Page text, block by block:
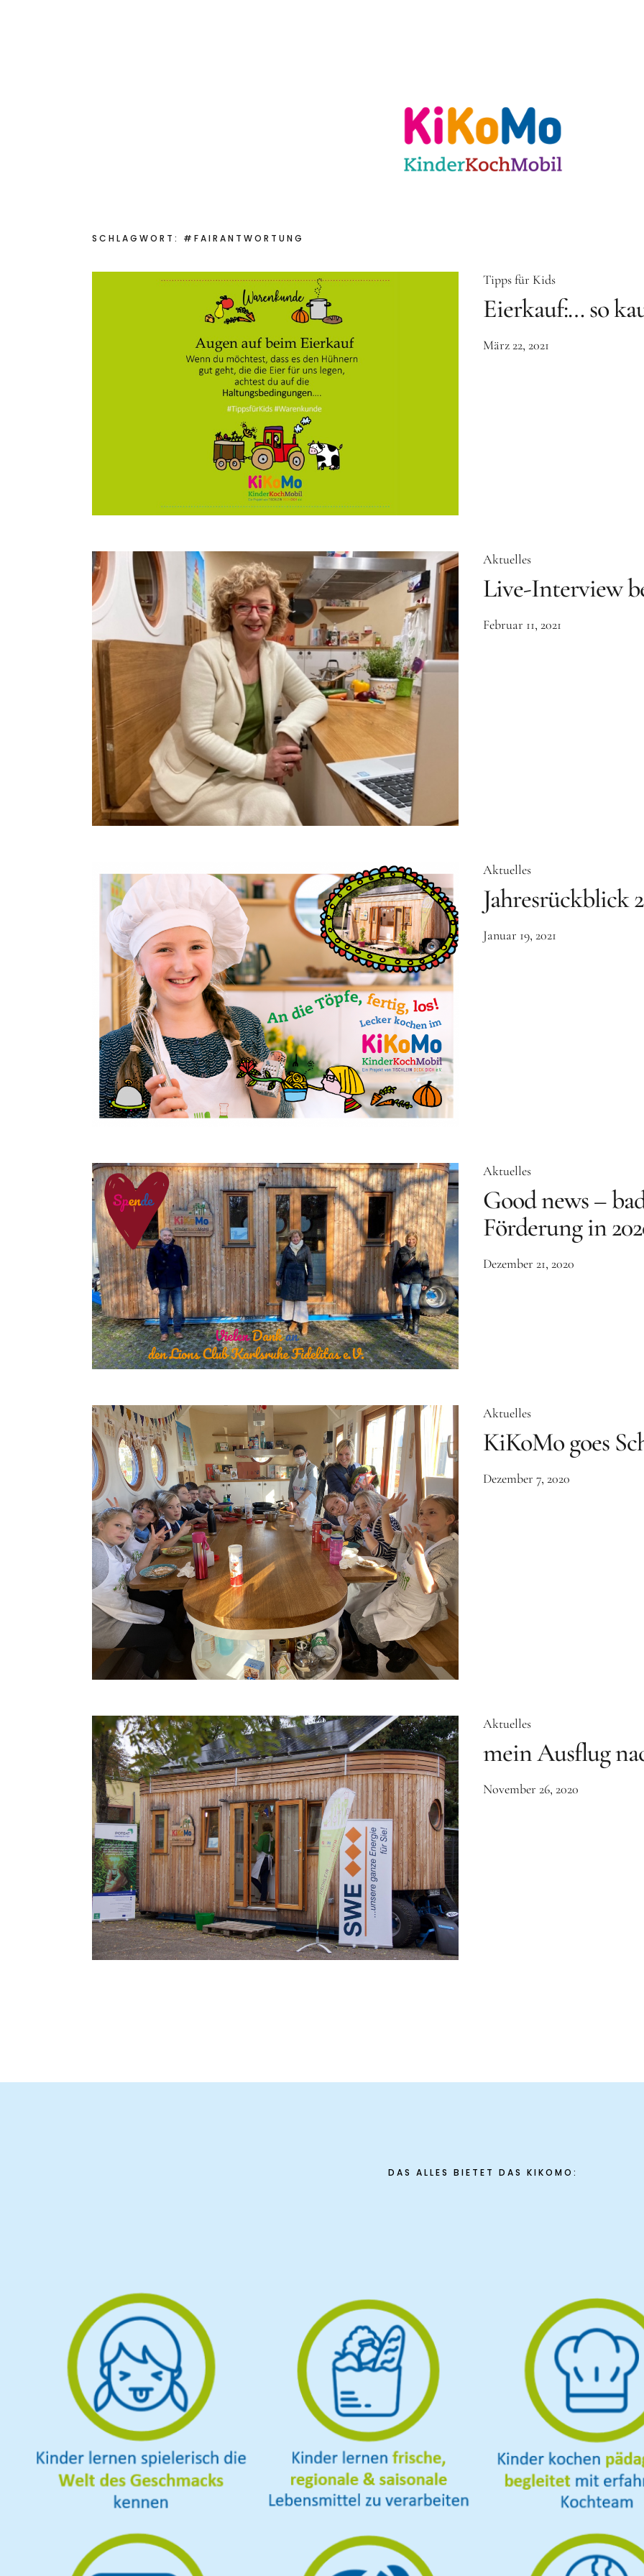
Kinderkochmobil KiKoMo Karlsruhe
SCHLAGWORT: #FAIRANTWORTUNG
Tipps für Kids
Eierkauf:… so
März 22, 2021
Aktuelles
Live-Interview
Februar 11, 2021
Aktuelles
Jahresrückblick
Januar 19, 2021
Aktuelles
Good news –
Förderung in
Dezember 21, 2020
Aktuelles
KiKoMo goes
Dezember 7, 2020
Aktuelles
mein Ausflug
November 26, 2020
DAS ALLES BIETET DAS KIKOMO: